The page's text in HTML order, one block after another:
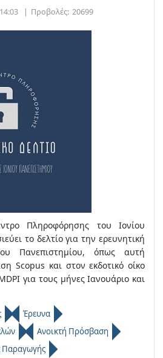
| Προβολές: 20699
Πληροφόρησης του Ιονίου
το δελτίο για την ερευνητική
Πανεπιστημίου, όπως αυτή
Scopus και στον εκδοτικό οίκο
για τους μήνες Ιανουάριο και
Έρευνα
Ανοικτή Πρόσβαση
Παραγωγής